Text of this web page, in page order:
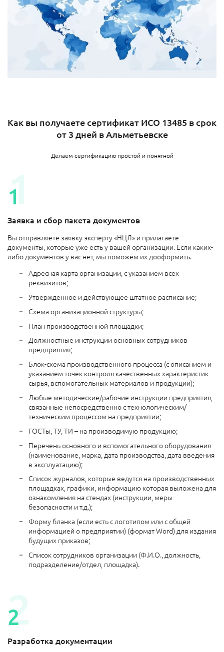
Как вы получаете сертификат ИСО 13485 в срок
от 3 дней в Альметьевске
Делаем сертификацию простой и понятной
Заявка и сбор пакета документов
Вы отправляете заявку эксперту «НЦЛ» и прилагаете
документы, которые уже есть у вашей организации. Если каких-
либо документов у вас нет, мы поможем их дооформить.
Адресная карта организации, с указанием всех
реквизитов;
Утвержденное и действующее штатное расписание;
Схема организационной структуры;
План производственной площадки;
Должностные инструкции основных сотрудников
предприятия;
Блок-схема производственного процесса (с описанием и
указанием точек контроля качественных характеристик
сырья, вспомогательных материалов и продукции);
Любые методические/рабочие инструкции предприятия,
связанные непосредственно с технологическим/
техническим процессом на предприятии;
ГОСТы, ТУ, ТИ – на производимую продукцию;
Перечень основного и вспомогательного оборудования
(наименование, марка, дата производства, дата введения
в эксплуатацию);
Список журналов, которые ведутся на производственных
площадках, графики, информацию которая выложена для
ознакомления на стендах (инструкции, меры
безопасности и т.д.);
Форму бланка (если есть с логотипом или с общей
информацией о предприятии) (формат Word) для издания
будущих приказов;
Список сотрудников организации (Ф.И.О., должность,
подразделение/отдел, площадка).
Разработка документации